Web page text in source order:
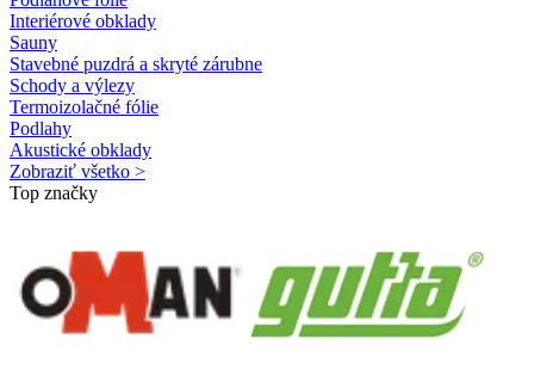
Interiérové obklady
Sauny
Stavebné puzdrá a skryté zárubne
Schody a výlezy
Termoizolačné fólie
Podlahy
Akustické obklady
Zobraziť všetko >
Top značky